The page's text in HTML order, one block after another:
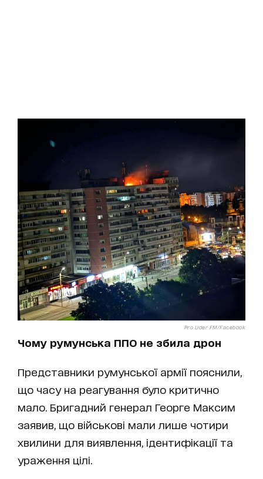
Pro Lider FM/Facebook
Чому румунська ППО не збила дрон
Представники румунської армії пояснили,
що часу на реагування було критично
мало. Бригадний генерал Георге Максим
заявив, що військові мали лише чотири
хвилини для виявлення, ідентифікації та
ураження цілі.